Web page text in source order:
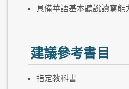
具備華語基本聽說讀寫能
建議參考書目
指定教科書